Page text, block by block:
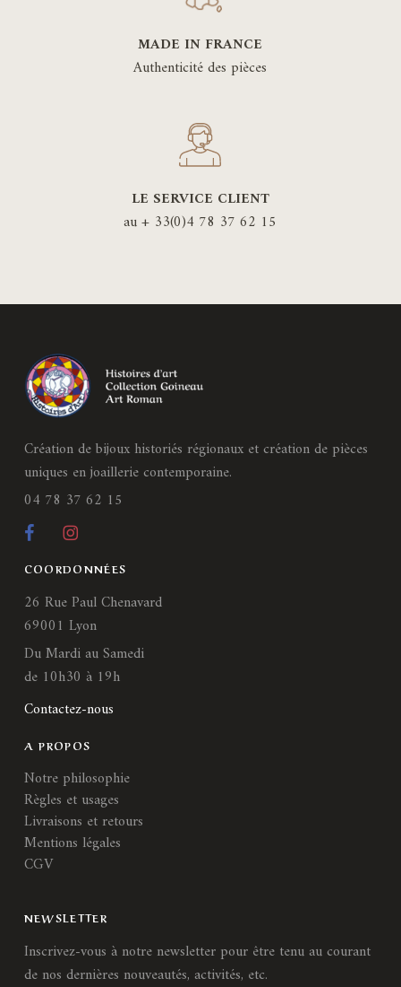
MADE IN FRANCE
Authenticité des pièces
LE SERVICE CLIENT
au + 33(0)4 78 37 62 15
Création de bijoux historiés régionaux et création de pièces
uniques en joaillerie contemporaine.
04 78 37 62 15
COORDONNÉES
26 Rue Paul Chenavard
69001 Lyon
Du Mardi au Samedi
de 10h30 à 19h
Contactez-nous
A PROPOS
Notre philosophie
Règles et usages
Livraisons et retours
Mentions légales
CGV
NEWSLETTER
Inscrivez-vous à notre newsletter pour être tenu au courant
de nos dernières nouveautés, activités, etc.